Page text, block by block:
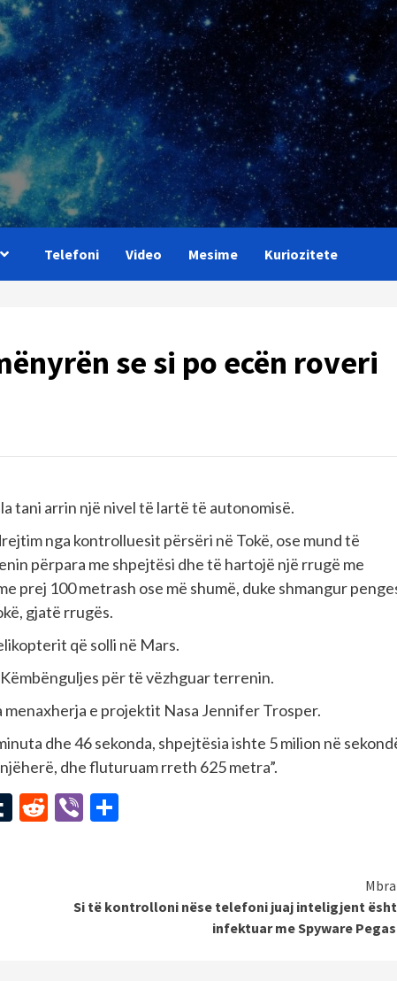
Telefoni Video Mesime Kuriozitete
se si po ecën roveri
tani arrin një nivel të lartë të autonomisë.
nga kontrolluesit përsëri në Tokë, ose mund të
përpara me shpejtësi dhe të hartojë një rrugë me
prej 100 metrash ose më shumë, duke shmangur
gjatë rrugës.
që solli në Mars.
për të vëzhguar terrenin.
e projektit Nasa Jennifer Trosper.
dhe 46 sekonda, shpejtësia ishte 5 milion në
dhe fluturuam rreth 625 metra”.
Tumblr
Reddit
Viber
Si të kontrolloni nëse telefoni juaj inteligjent
infektuar me Spyware